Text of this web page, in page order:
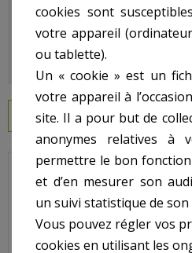
EN SAVOIR PLUS
Bride skimmer POOL'S petite
Bride Skimmer POOL'S Petite
cookies sont
votre appareil
ou tablette).
Un « cookie » est un
votre appareil à
site. Il a pour but de
anonymes relatives à
permettre le bon
et d’en mesurer son
un suivi statistique de son
Vous pouvez régler vos
cookies en utilisant les